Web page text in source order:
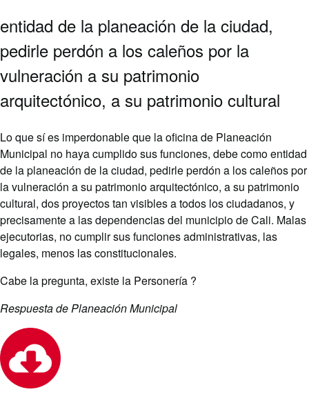
entidad de la planeación de la ciudad,
pedirle perdón a los caleños por la
vulneración a su patrimonio
arquitectónico, a su patrimonio cultural
Lo que sí es imperdonable que la oficina de Planeación
Municipal no haya cumplido sus funciones, debe como entidad
de la planeación de la ciudad, pedirle perdón a los caleños por
la vulneración a su patrimonio arquitectónico, a su patrimonio
cultural, dos proyectos tan visibles a todos los ciudadanos, y
precisamente a las dependencias del municipio de Cali. Malas
ejecutorias, no cumplir sus funciones administrativas, las
legales, menos las constitucionales.
Cabe la pregunta, existe la Personería ?
Respuesta de Planeación Municipal